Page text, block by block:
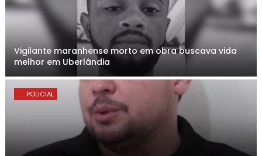
Vigilante maranhense morto em obra buscava vida
melhor em Uberlândia
. . . POLICIAL